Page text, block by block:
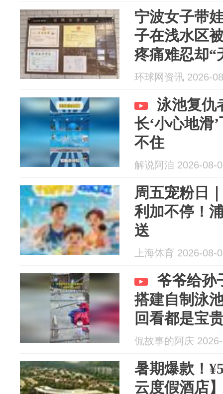
宁波女子带
子在浅水区
疼痛难忍却
救生观察台
守，被责令
环球网资讯 2026-
泳池复仇
长‘小心地滑
不住
解说阿洎 2026-08-
周五宠粉日
利加不停！
送
上海体育 2026-08-
爷爷给孙
搭建自制泳
回看都是宝
侃故事的阿庆
暑期爆款！
云度假酒店